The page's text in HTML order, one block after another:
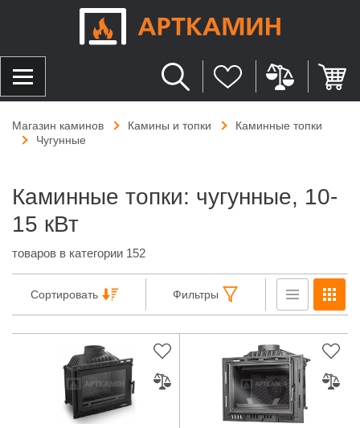
Магазин каминов Камины и топки
Каминные топки
Чугунные
Каминные топки: чугунные, 10-
15 кВт
товаров в категории 152
Сортировать Фильтры